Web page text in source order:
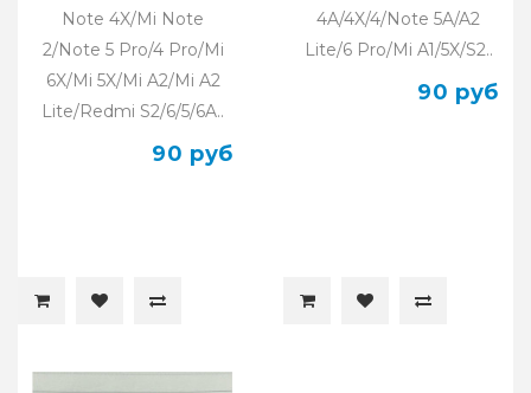
Note 4X/Mi Note
2/Note 5 Pro/4 Pro/Mi
6X/Mi 5X/Mi A2/Mi A2
Lite/Redmi S2/6/5/6A..
90 руб
4A/4X/4/Note 5A/A2
Lite/6 Pro/Mi A1/5X/S2..
90 руб